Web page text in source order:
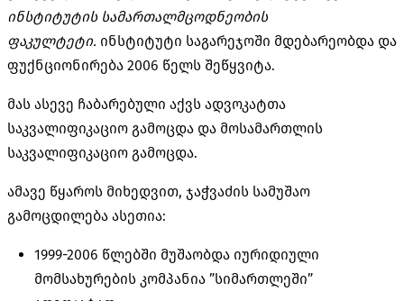
ინსტიტუტის სამართალმცოდნეობის
ფაკულტეტი. ინსტიტუტი საგარეჯოში მდებარეობდა და
ფუქნციონირება 2006 წელს შეწყვიტა.
მას ასევე ჩაბარებული აქვს ადვოკატთა
საკვალიფიკაციო გამოცდა და მოსამართლის
საკვალიფიკაციო გამოცდა.
ამავე წყაროს მიხედვით, ჯაჭვაძის სამუშაო
გამოცდილება ასეთია:
1999-2006 წლებში მუშაობდა იურიდიული
მომსახურების კომპანია ”სიმართლეში”